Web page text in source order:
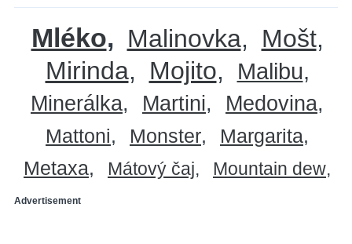
Mléko Malinovka
Mošt
Mirinda
Mojito Malibu
Minerálka Martini Medovina
Mattoni Monster
Margarita
Metaxa
Mátový čaj Mountain dew
Advertisement